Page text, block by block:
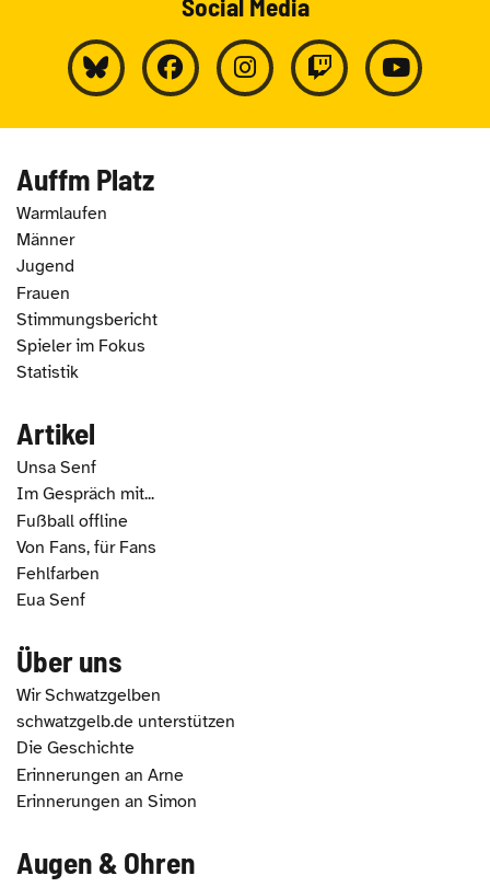
Social Media
Auffm Platz
Warmlaufen
Männer
Jugend
Frauen
Stimmungsbericht
Spieler im Fokus
Statistik
Artikel
Unsa Senf
Im Gespräch mit...
Fußball offline
Von Fans, für Fans
Fehlfarben
Eua Senf
Über uns
Wir Schwatzgelben
schwatzgelb.de unterstützen
Die Geschichte
Erinnerungen an Arne
Erinnerungen an Simon
Augen & Ohren